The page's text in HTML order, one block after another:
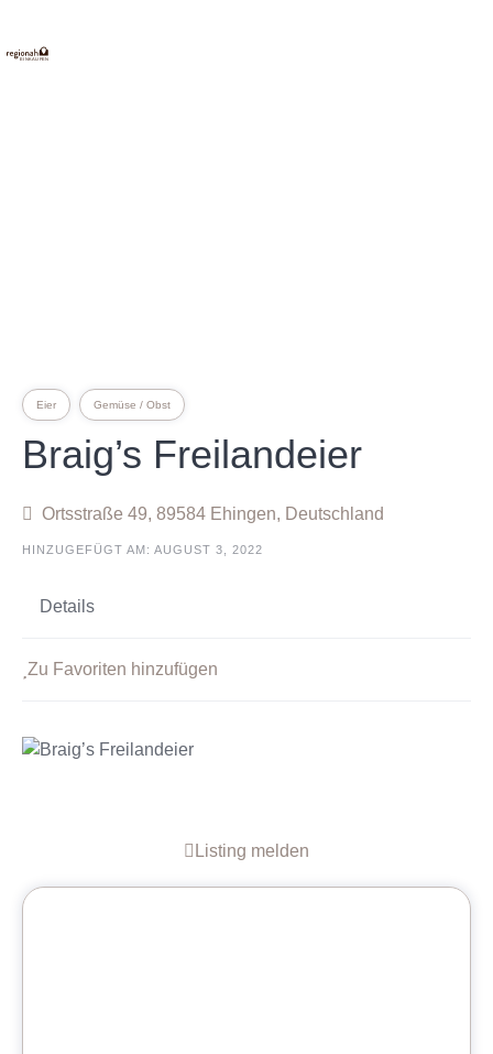
E INKAUFEN
Eier Gemüse / Obst
Braig’s Freilandeier
Ortsstraße 49, 89584 Ehingen, Deutschland
HINZUGEFÜGT AM: AUGUST 3, 2022
Details
Zu Favoriten hinzufügen
Listing melden